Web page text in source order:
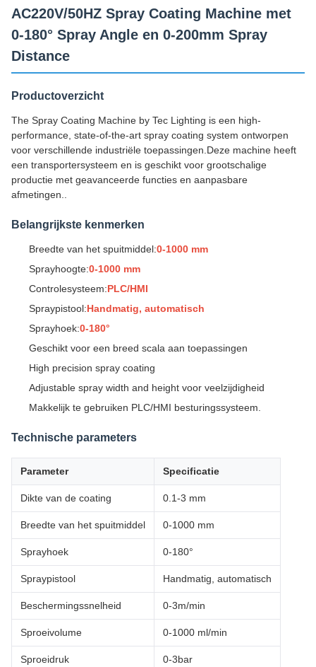
AC220V/50HZ Spray Coating Machine met
0-180° Spray Angle en 0-200mm Spray
Distance
Productoverzicht
The Spray Coating Machine by Tec Lighting is een high-
performance, state-of-the-art spray coating system ontworpen
voor verschillende industriële toepassingen.Deze machine heeft
een transportersysteem en is geschikt voor grootschalige
productie met geavanceerde functies en aanpasbare
afmetingen..
Belangrijkste kenmerken
Breedte van het spuitmiddel:0-1000 mm
Sprayhoogte:0-1000 mm
Controlesysteem:PLC/HMI
Spraypistool:Handmatig, automatisch
Sprayhoek:0-180°
Geschikt voor een breed scala aan toepassingen
High precision spray coating
Adjustable spray width and height voor veelzijdigheid
Makkelijk te gebruiken PLC/HMI besturingssysteem.
Technische parameters
Parameter Specificatie
Dikte van de coating 0.1-3 mm
Breedte van het spuitmiddel 0-1000 mm
Sprayhoek 0-180°
Spraypistool Handmatig, automatisch
Beschermingssnelheid 0-3m/min
Sproeivolume 0-1000 ml/min
Sproeidruk 0-3bar